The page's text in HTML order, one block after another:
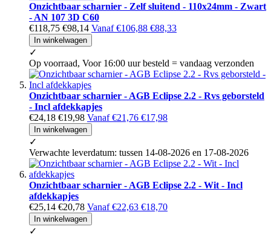
Onzichtbaar scharnier - Zelf sluitend - 110x24mm - Zwart
- AN 107 3D C60
€118,75 €98,14 Vanaf €106,88 €88,33
In winkelwagen
✓
Op voorraad, Voor 16:00 uur besteld = vandaag verzonden
Onzichtbaar scharnier - AGB Eclipse 2.2 - Rvs geborsteld
- Incl afdekkapjes
€24,18 €19,98 Vanaf €21,76 €17,98
In winkelwagen
✓
Verwachte leverdatum: tussen 14-08-2026 en 17-08-2026
Onzichtbaar scharnier - AGB Eclipse 2.2 - Wit - Incl
afdekkapjes
€25,14 €20,78 Vanaf €22,63 €18,70
In winkelwagen
✓